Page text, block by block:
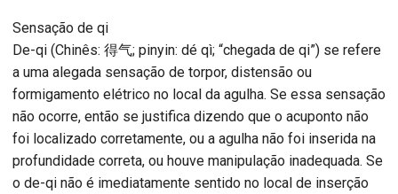
Sensação de qi
De-qi (Chinês: 得气; pinyin: dé qì; “chegada de qi”) se refere
a uma alegada sensação de torpor, distensão ou
formigamento elétrico no local da agulha. Se essa sensação
não ocorre, então se justifica dizendo que o acuponto não
foi localizado corretamente, ou a agulha não foi inserida na
profundidade correta, ou houve manipulação inadequada. Se
o de-qi não é imediatamente sentido no local de inserção